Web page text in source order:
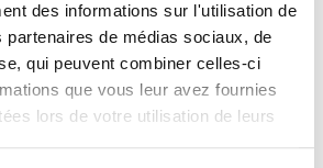
des informations sur l'utilisation de
partenaires de médias sociaux, de
qui peuvent combiner celles-ci
que vous leur avez fournies
lors de votre utilisation de leurs